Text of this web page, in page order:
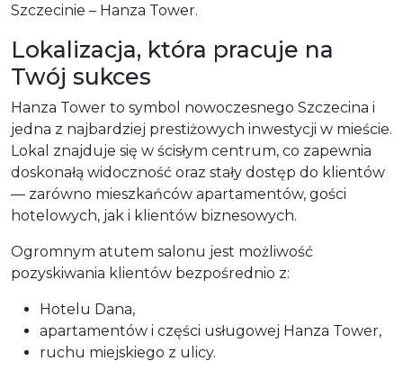
Szczecinie – Hanza Tower.
Lokalizacja, która pracuje na
Twój sukces
Hanza Tower to symbol nowoczesnego Szczecina i
jedna z najbardziej prestiżowych inwestycji w mieście.
Lokal znajduje się w ścisłym centrum, co zapewnia
doskonałą widoczność oraz stały dostęp do klientów
— zarówno mieszkańców apartamentów, gości
hotelowych, jak i klientów biznesowych.
Ogromnym atutem salonu jest możliwość
pozyskiwania klientów bezpośrednio z:
Hotelu Dana,
apartamentów i części usługowej Hanza Tower,
ruchu miejskiego z ulicy.